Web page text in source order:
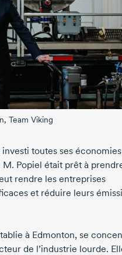
Team Viking
toutes ses
M. Popiel était prêt à
rendre les entreprises
et réduire leurs
à Edmonton, se
de l’industrie lourde.